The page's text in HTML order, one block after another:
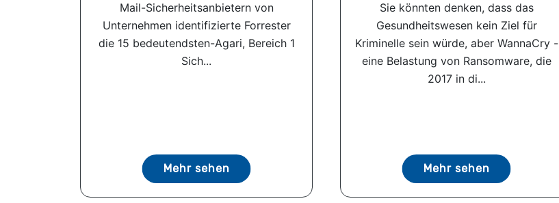
Mail-Sicherheitsanbietern von
Unternehmen identifizierte Forrester
die 15 bedeutendsten-Agari, Bereich 1
Sich...
Mehr sehen
Sie könnten denken, dass das
Gesundheitswesen kein Ziel für
Kriminelle sein würde, aber WannaCry -
eine Belastung von Ransomware, die
2017 in di...
Mehr sehen